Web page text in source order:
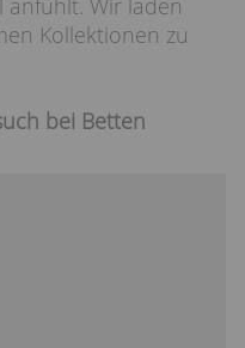
anfühlt. Wir laden
Kollektionen zu
bei Betten